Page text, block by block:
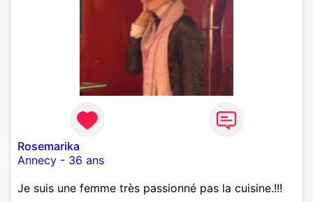
Rosemarika
Annecy - 36 ans
Je suis une femme très passionné pas la cuisine.!!!